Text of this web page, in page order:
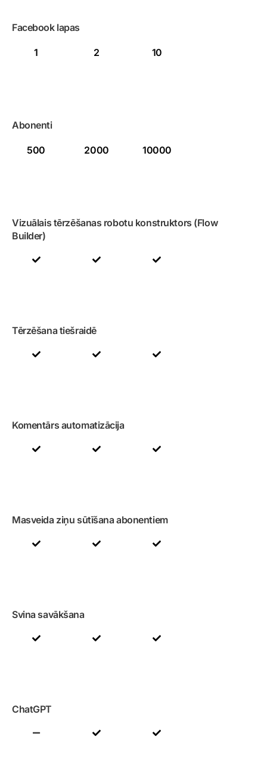
Facebook lapas
1 2 10
Abonenti
500 2000 10000
Vizuālais tērzēšanas robotu konstruktors (Flow
Builder)
Tērzēšana tiešraidē
Komentārs automatizācija
Masveida ziņu sūtīšana abonentiem
Svina savākšana
ChatGPT